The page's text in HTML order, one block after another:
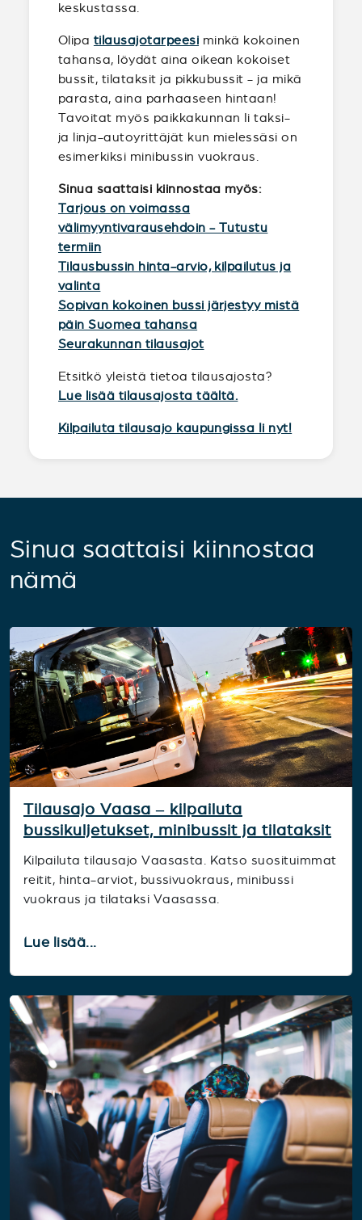
keskustassa.
Olipa tilausajotarpeesi minkä kokoinen
tahansa, löydät aina oikean kokoiset
bussit, tilataksit ja pikkubussit - ja mikä
parasta, aina parhaaseen hintaan!
Tavoitat myös paikkakunnan Ii taksi-
ja linja-autoyrittäjät kun mielessäsi on
esimerkiksi minibussin vuokraus.
Sinua saattaisi kiinnostaa myös:
Tarjous on voimassa
välimyyntivarausehdoin - Tutustu
termiin
Tilausbussin hinta-arvio, kilpailutus ja
valinta
Sopivan kokoinen bussi järjestyy mistä
päin Suomea tahansa
Seurakunnan tilausajot
Etsitkö yleistä tietoa tilausajosta?
Lue lisää tilausajosta täältä.
Kilpailuta tilausajo kaupungissa Ii nyt!
Sinua saattaisi kiinnostaa
nämä
Tilausajo Vaasa – kilpailuta
bussikuljetukset, minibussit ja tilataksit
Kilpailuta tilausajo Vaasasta. Katso suosituimmat
reitit, hinta-arviot, bussivuokraus, minibussi
vuokraus ja tilataksi Vaasassa.
Lue lisää...